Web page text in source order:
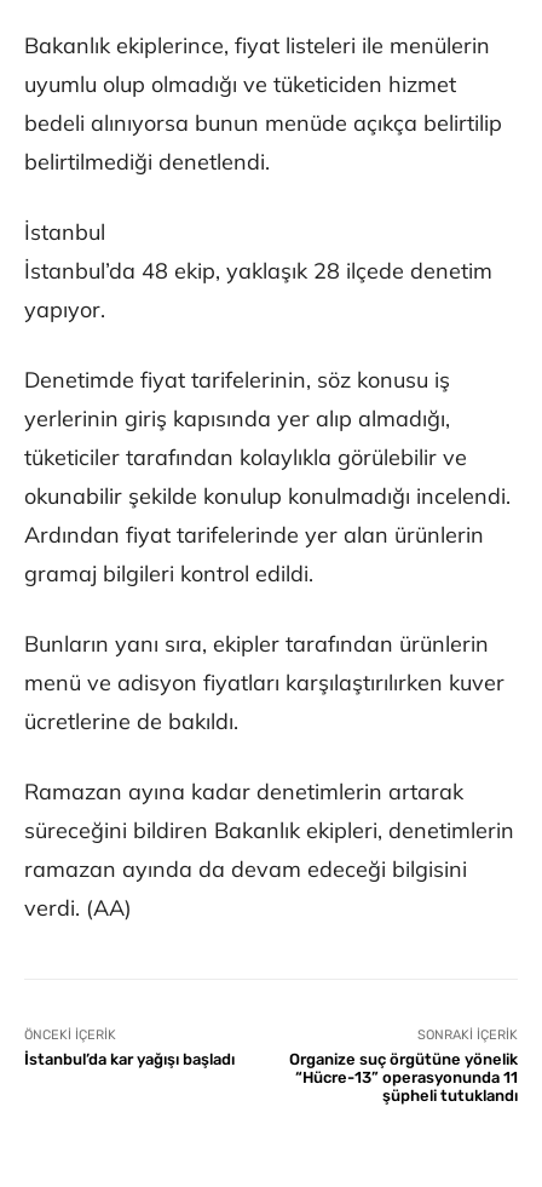
Bakanlık ekiplerince, fiyat listeleri ile menülerin
uyumlu olup olmadığı ve tüketiciden hizmet
bedeli alınıyorsa bunun menüde açıkça belirtilip
belirtilmediği denetlendi.
İstanbul
İstanbul’da 48 ekip, yaklaşık 28 ilçede denetim
yapıyor.
Denetimde fiyat tarifelerinin, söz konusu iş
yerlerinin giriş kapısında yer alıp almadığı,
tüketiciler tarafından kolaylıkla görülebilir ve
okunabilir şekilde konulup konulmadığı incelendi.
Ardından fiyat tarifelerinde yer alan ürünlerin
gramaj bilgileri kontrol edildi.
Bunların yanı sıra, ekipler tarafından ürünlerin
menü ve adisyon fiyatları karşılaştırılırken kuver
ücretlerine de bakıldı.
Ramazan ayına kadar denetimlerin artarak
süreceğini bildiren Bakanlık ekipleri, denetimlerin
ramazan ayında da devam edeceği bilgisini
verdi. (AA)
ÖNCEKI İÇERIK
İstanbul’da kar yağışı başladı
SONRAKI İÇERIK
Organize suç örgütüne yönelik
“Hücre-13” operasyonunda 11
şüpheli tutuklandı